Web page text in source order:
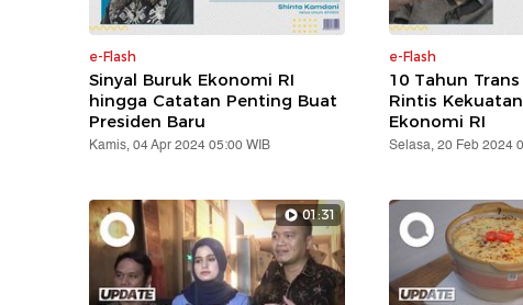
e-Flash
Sinyal Buruk Ekonomi RI
hingga Catatan Penting Buat
Presiden Baru
Kamis, 04 Apr 2024 05:00 WIB
e-Flash
10 Tahun
Rintis
Ekonomi RI
Selasa, 20 Feb 2024
01:31